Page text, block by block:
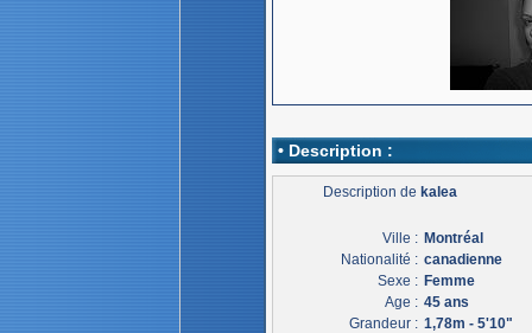
• Description :
Description dekalea
Ville : Montréal
Nationalité : canadienne
Sexe : Femme
Age : 45 ans
Grandeur : 1,78m - 5'10"